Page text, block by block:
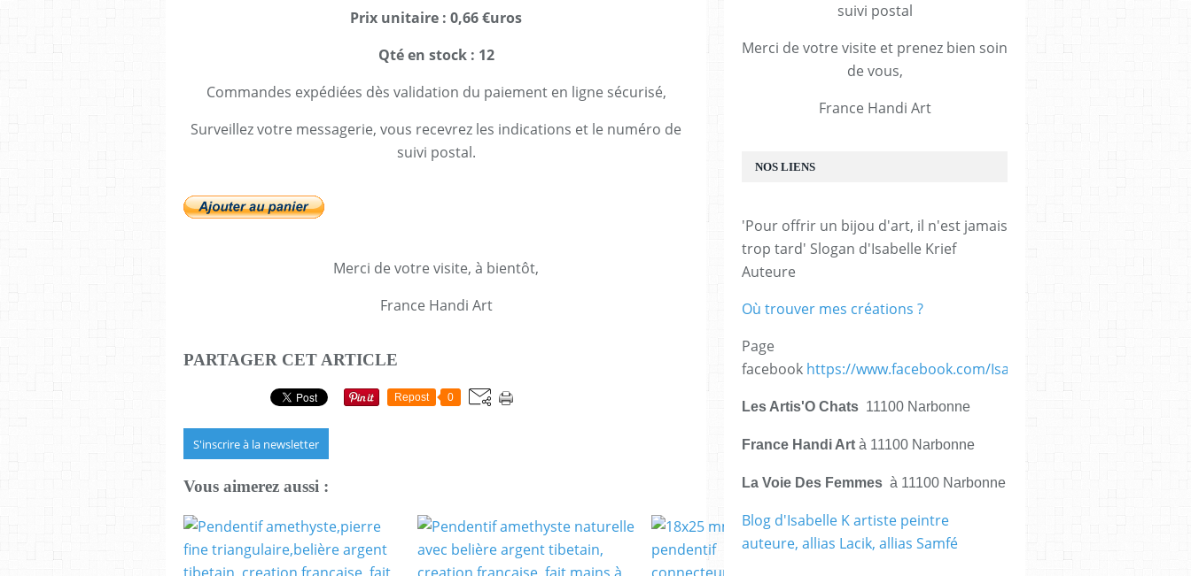
Prix unitaire : 0,66 €uros
Qté en stock : 12
Commandes expédiées dès validation du paiement en ligne sécurisé,
Surveillez votre messagerie, vous recevrez les indications et le numéro de
suivi postal.
Merci de votre visite, à bientôt,
France Handi Art
PARTAGER CET ARTICLE
Repost 0
S'inscrire à la newsletter
Vous aimerez aussi :
suivi postal
Merci de votre visite et prenez bien soin
de vous,
France Handi Art
NOS LIENS
'Pour offrir un bijou d'art, il n'est jamais
trop tard' Slogan d'Isabelle Krief
Auteure
Où trouver mes créations ?
Page
facebook https://www.facebook.com/IsabelleKrief.ArtistePeintre/
Les Artis'O Chats 11100 Narbonne
France Handi Art à 11100 Narbonne
La Voie Des Femmes à 11100 Narbonne
Blog d'Isabelle K artiste peintre
auteure, allias Lacik, allias Samfé